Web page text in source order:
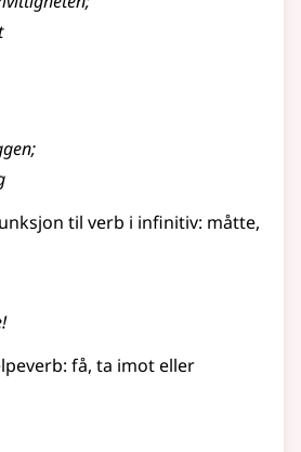
;
til verb i infinitiv: måtte,
få, ta imot eller